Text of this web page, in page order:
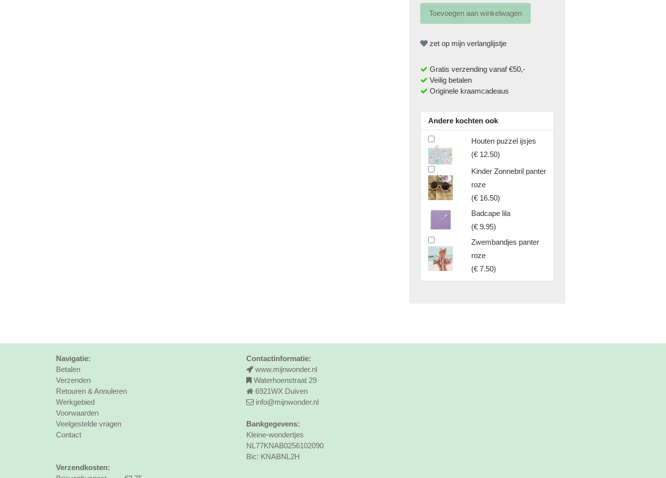
zet op mijn verlanglijstje
Gratis verzending vanaf €50,-
Veilig betalen
Originele kraamcadeaus
Andere kochten ook
Houten puzzel ijsjes
(€ 12.50)
Kinder Zonnebril panter
roze
(€ 16.50)
Badcape lila
(€ 9.95)
Zwembandjes panter
roze
(€ 7.50)
Navigatie:
Betalen
Verzenden
Retouren & Annuleren
Werkgebied
Voorwaarden
Veelgestelde vragen
Contact
Contactinformatie:
www.mijnwonder.nl
Waterhoenstraat 29
6921WX Duiven
info@mijnwonder.nl
Bankgegevens:
Kleine-wondertjes
NL77KNAB0256102090
Bic: KNABNL2H
Verzendkosten: